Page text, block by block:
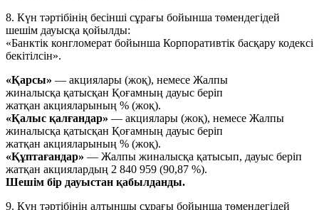
8. Күн тәртібінің бесінші сұрағы бойынша төмендегідей
шешім дауысқа қойылды:
«Банктік конгломерат бойынша Корпоративтік басқару кодексі
бекітілсін».
«Қарсы» — акциялары (жоқ), немесе Жалпы
жиналысқа қатысқан Қоғамның дауыс беріп
жатқан акцияларының % (жоқ).
«Қалыс қалғандар» — акциялары (жоқ), немесе Жалпы
жиналысқа қатысқан Қоғамның дауыс беріп
жатқан акцияларының % (жоқ).
«Құптағандар» — Жалпы жиналысқа қатысып, дауыс беріп
жатқан акциялардың 2 840 959 (90,87 %).
Шешім бір дауыстан қабылданды.
9. Күн тәртібінің алтыншы сұрағы бойынша төмендегідей